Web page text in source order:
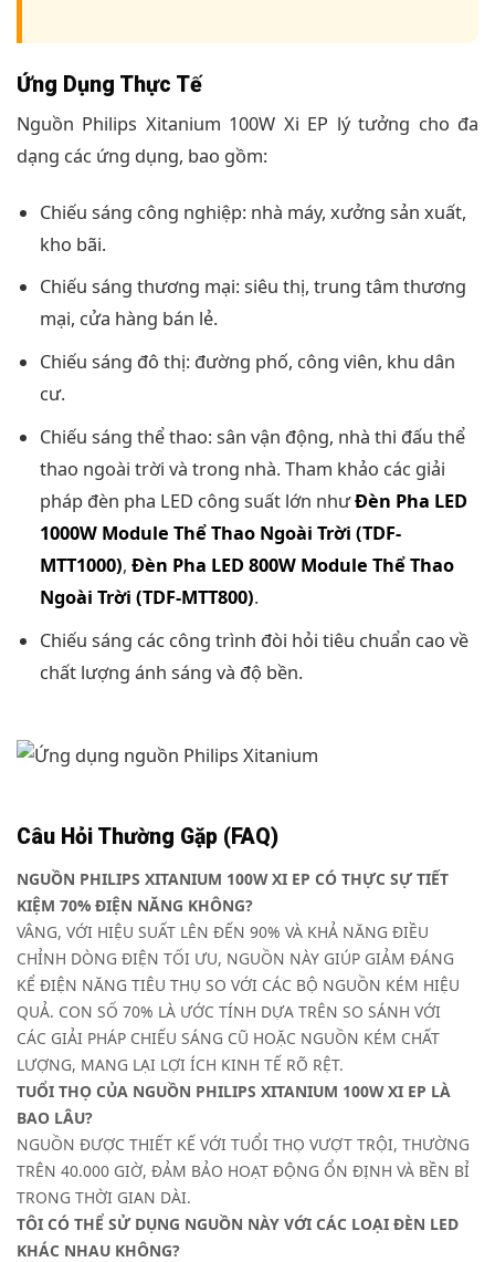
Ứng Dụng Thực Tế
Nguồn Philips Xitanium 100W Xi EP lý tưởng cho đa
dạng các ứng dụng, bao gồm:
Chiếu sáng công nghiệp: nhà máy, xưởng sản xuất,
kho bãi.
Chiếu sáng thương mại: siêu thị, trung tâm thương
mại, cửa hàng bán lẻ.
Chiếu sáng đô thị: đường phố, công viên, khu dân
cư.
Chiếu sáng thể thao: sân vận động, nhà thi đấu thể
thao ngoài trời và trong nhà. Tham khảo các giải
pháp đèn pha LED công suất lớn nhưĐèn Pha LED
1000W Module Thể Thao Ngoài Trời (TDF-
MTT1000),Đèn Pha LED 800W Module Thể Thao
Ngoài Trời (TDF-MTT800).
Chiếu sáng các công trình đòi hỏi tiêu chuẩn cao về
chất lượng ánh sáng và độ bền.
Câu Hỏi Thường Gặp (FAQ)
NGUỒN PHILIPS XITANIUM 100W XI EP CÓ THỰC SỰ TIẾT
KIỆM 70% ĐIỆN NĂNG KHÔNG?
VÂNG, VỚI HIỆU SUẤT LÊN ĐẾN 90% VÀ KHẢ NĂNG ĐIỀU
CHỈNH DÒNG ĐIỆN TỐI ƯU, NGUỒN NÀY GIÚP GIẢM ĐÁNG
KỂ ĐIỆN NĂNG TIÊU THỤ SO VỚI CÁC BỘ NGUỒN KÉM HIỆU
QUẢ. CON SỐ 70% LÀ ƯỚC TÍNH DỰA TRÊN SO SÁNH VỚI
CÁC GIẢI PHÁP CHIẾU SÁNG CŨ HOẶC NGUỒN KÉM CHẤT
LƯỢNG, MANG LẠI LỢI ÍCH KINH TẾ RÕ RỆT.
TUỔI THỌ CỦA NGUỒN PHILIPS XITANIUM 100W XI EP LÀ
BAO LÂU?
NGUỒN ĐƯỢC THIẾT KẾ VỚI TUỔI THỌ VƯỢT TRỘI, THƯỜNG
TRÊN 40.000 GIỜ, ĐẢM BẢO HOẠT ĐỘNG ỔN ĐỊNH VÀ BỀN BỈ
TRONG THỜI GIAN DÀI.
TÔI CÓ THỂ SỬ DỤNG NGUỒN NÀY VỚI CÁC LOẠI ĐÈN LED
KHÁC NHAU KHÔNG?